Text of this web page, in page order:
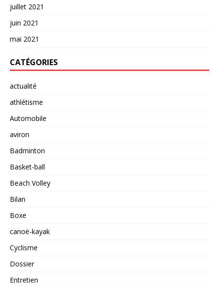
juillet 2021
juin 2021
mai 2021
CATÉGORIES
actualité
athlétisme
Automobile
aviron
Badminton
Basket-ball
Beach Volley
Bilan
Boxe
canoë-kayak
Cyclisme
Dossier
Entretien